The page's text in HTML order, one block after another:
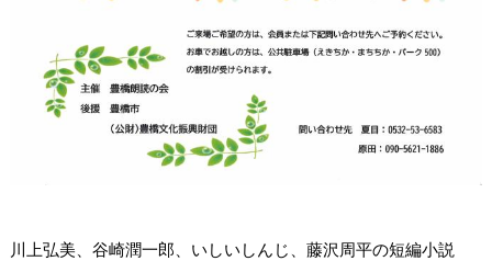
川上弘美、谷崎潤一郎、いしいしんじ、藤沢周平の短編小説